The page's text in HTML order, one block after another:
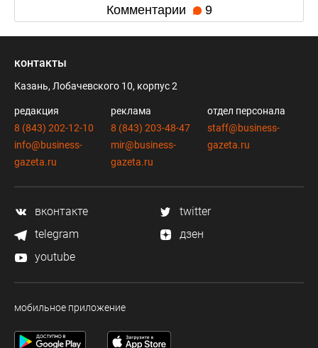
Комментарии 9
контакты
Казань, Лобачевского 10, корпус 2
редакция
8 (843) 202-12-10
info@business-
gazeta.ru
реклама
8 (843) 203-48-47
mir@business-
gazeta.ru
отдел персонала
staff@business-
gazeta.ru
вконтакте
twitter
telegram
дзен
youtube
мобильное приложение